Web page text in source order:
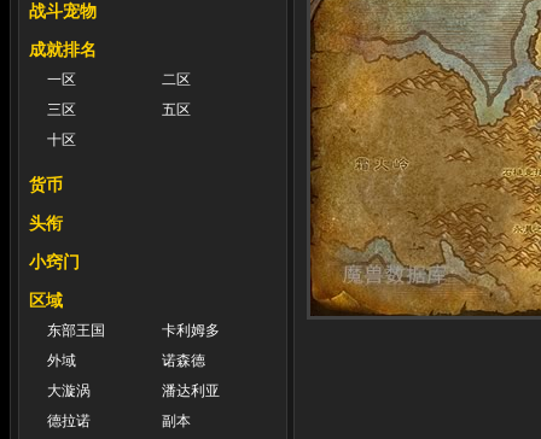
战斗宠物
成就排名
一区
二区
三区
五区
十区
货币
头衔
小窍门
区域
东部王国
卡利姆多
外域
诺森德
大漩涡
潘达利亚
德拉诺
副本